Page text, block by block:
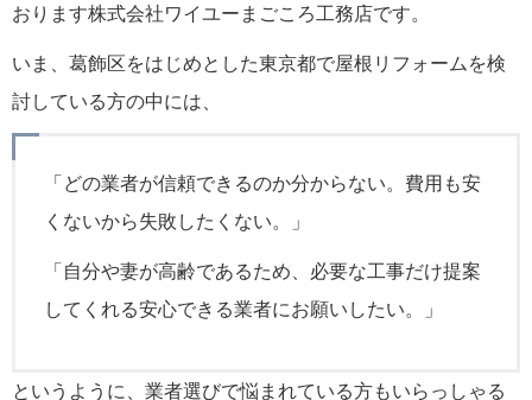
おります株式会社ワイユーまごころ工務店です。
いま、葛飾区をはじめとした東京都で屋根リフォームを検
討している方の中には、
「どの業者が信頼できるのか分からない。費用も安
くないから失敗したくない。」
「自分や妻が高齢であるため、必要な工事だけ提案
してくれる安心できる業者にお願いしたい。」
というように、業者選びで悩まれている方もいらっしゃる